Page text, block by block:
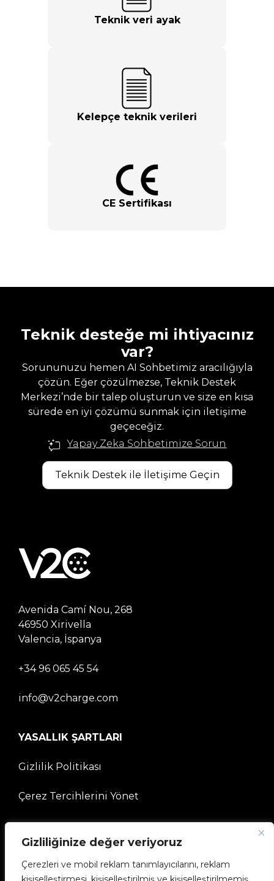
Gizliliğinize değer veriyoruz
Çerezleri ve mobil reklam tanımlayıcılarını, reklam
Teknik veri ayak
Kelepçe teknik verileri
CE Sertifikası
Teknik desteğe mi ihtiyacınız
var?
Sorununuzu hemen AI Sohbetimiz aracılığıyla
çözün. Eğer çözülmezse, Teknik Destek
Merkezi’nde bir talep oluşturun ve size en kısa
sürede en iyi çözümü sunmak için iletişime
geçeceğiz.
Yapay Zeka Sohbetimize Sorun
Teknik Destek ile İletişime Geçin
Avenida Camí Nou, 268
46950 Xirivella
Valencia, İspanya
+34 96 065 45 54
info@v2charge.com
YASALLIK ŞARTLARI
Gizlilik Politikası
Çerez Tercihlerini Yönet
ŞİRKET
V2C Topluluğuna